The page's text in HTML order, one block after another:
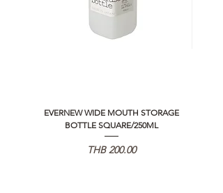
EVERNEW WIDE MOUTH STORAGE
BOTTLE SQUARE/250ML
가격
THB 200.00